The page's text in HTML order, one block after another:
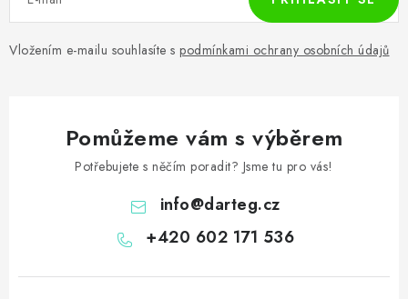
Vložením e-mailu souhlasíte s podmínkami ochrany osobních údajů
Pomůžeme vám s výběrem
Potřebujete s něčím poradit? Jsme tu pro vás!
info@darteg.cz
+420 602 171 536